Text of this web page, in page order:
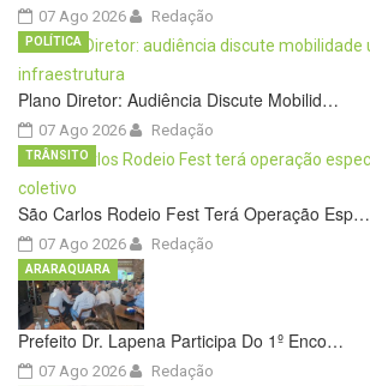
07 Ago 2026 Redação
Plano Diretor: Audiência Discute Mobilid…
07 Ago 2026
POLÍTICA
Redação
São Carlos Rodeio Fest Terá Operação Esp…
07 Ago 2026
TRÂNSITO
Redação
Prefeito Dr. Lapena Participa Do 1º Enco…
07 Ago 2026
ARARAQUARA
Redação